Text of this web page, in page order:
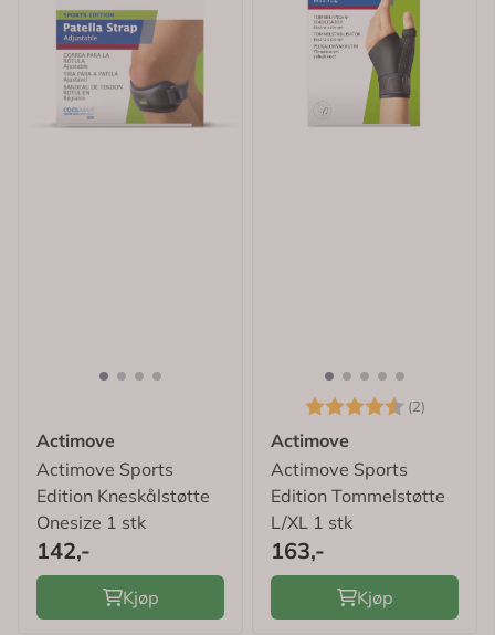
Actimove
Actimove Sports
Edition Kneskålstøtte
Onesize 1 stk
142,-
Kjøp
Karakter: (2)
Actimove
Actimove Sports
Edition Tommelstøtte
L/XL 1 stk
163,-
Kjøp